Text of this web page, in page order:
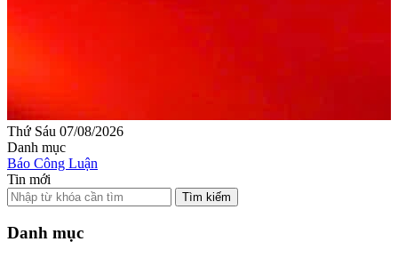
Thứ Sáu 07/08/2026
Danh mục
Báo Công Luận
Tin mới
Tìm kiếm
Danh mục